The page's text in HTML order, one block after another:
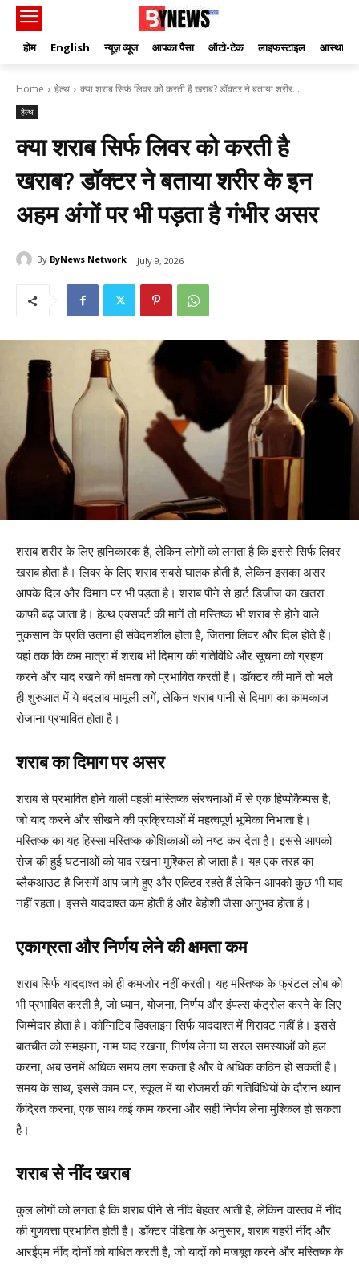
होम English न्यूज़ व्यूज आपका पैसा ऑटो-टेक लाइफस्टाइल आस्था
Home हेल्थ क्या शराब सिर्फ लिवर को करती है खराब? डॉक्टर ने बताया शरीर...
हेल्थ
क्या शराब सिर्फ लिवर को करती है
खराब? डॉक्टर ने बताया शरीर के इन
अहम अंगों पर भी पड़ता है गंभीर असर
By ByNews Network July 9, 2026
शराब शरीर के लिए हानिकारक है, लेकिन लोगों को लगता है कि इससे सिर्फ लिवर
खराब होता है। लिवर के लिए शराब सबसे घातक होती है, लेकिन इसका असर
आपके दिल और दिमाग पर भी पड़ता है। शराब पीने से हार्ट डिजीज का खतरा
काफी बढ़ जाता है। हेल्थ एक्सपर्ट की मानें तो मस्तिष्क भी शराब से होने वाले
नुकसान के प्रति उतना ही संवेदनशील होता है, जितना लिवर और दिल होते हैं।
यहां तक ​​कि कम मात्रा में शराब भी दिमाग की गतिविधि और सूचना को ग्रहण
करने और याद रखने की क्षमता को प्रभावित करती है। डॉक्टर की मानें तो भले
ही शुरुआत में ये बदलाव मामूली लगें, लेकिन शराब पानी से दिमाग का कामकाज
रोजाना प्रभावित होता है।
शराब का दिमाग पर असर
शराब से प्रभावित होने वाली पहली मस्तिष्क संरचनाओं में से एक हिप्पोकैम्पस है,
जो याद करने और सीखने की प्रक्रियाओं में महत्वपूर्ण भूमिका निभाता है।
मस्तिष्क का यह हिस्सा मस्तिष्क कोशिकाओं को नष्ट कर देता है। इससे आपको
रोज की हुई घटनाओं को याद रखना मुश्किल हो जाता है। यह एक तरह का
ब्लैकआउट है जिसमें आप जागे हुए और एक्टिव रहते हैं लेकिन आपको कुछ भी याद
नहीं रहता। इससे याददाश्त कम होती है और बेहोशी जैसा अनुभव होता है।
एकाग्रता और निर्णय लेने की क्षमता कम
शराब सिर्फ याददाश्त को ही कमजोर नहीं करती। यह मस्तिष्क के फ्रंटल लोब को
भी प्रभावित करती है, जो ध्यान, योजना, निर्णय और इंपल्स कंट्रोल करने के लिए
जिम्मेदार होता है। कॉग्निटिव डिक्लाइन सिर्फ याददाश्त में गिरावट नहीं है। इससे
बातचीत को समझना, नाम याद रखना, निर्णय लेना या सरल समस्याओं को हल
करना, अब उनमें अधिक समय लग सकता है और वे अधिक कठिन हो सकती हैं।
समय के साथ, इससे काम पर, स्कूल में या रोजमर्रा की गतिविधियों के दौरान ध्यान
केंद्रित करना, एक साथ कई काम करना और सही निर्णय लेना मुश्किल हो सकता
है।
शराब से नींद खराब
कुल लोगों को लगता है कि शराब पीने से नींद बेहतर आती है, लेकिन वास्तव में नींद
की गुणवत्ता प्रभावित होती है। डॉक्टर पंडिता के अनुसार, शराब गहरी नींद और
आरईएम नींद दोनों को बाधित करती है, जो यादों को मजबूत करने और मस्तिष्क के